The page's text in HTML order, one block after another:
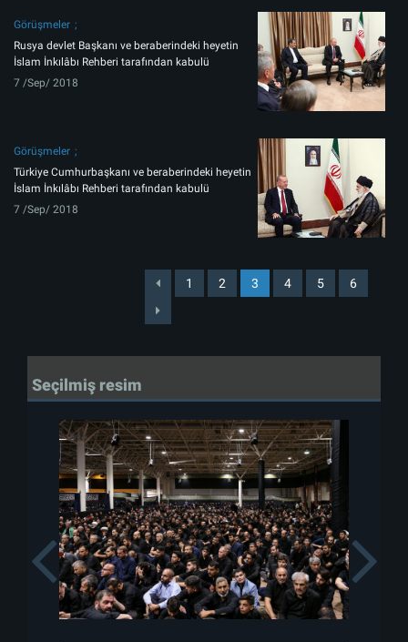
Görüşmeler
Rusya devlet Başkanı ve beraberindeki heyetin
İslam İnkılâbı Rehberi tarafından kabulü
7 /Sep/ 2018
Görüşmeler
Türkiye Cumhurbaşkanı ve beraberindeki heyetin
İslam İnkılâbı Rehberi tarafından kabulü
7 /Sep/ 2018
1 2 3 4 5 6
Seçilmiş resim
Previous